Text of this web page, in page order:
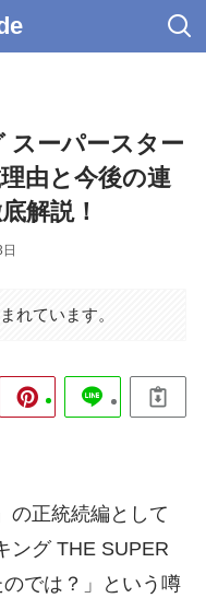
スーパースター
由と今後の連
解説！
れています。
の正統続編として
ング THE SUPER
では？」という噂